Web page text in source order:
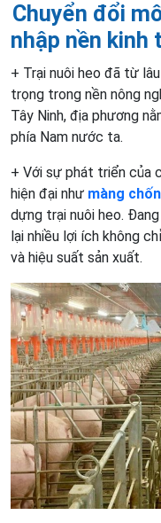
Chuyển đổi
nhập nền kinh
+ Trại nuôi heo đã từ
trọng trong nền nông
Tây Ninh, địa phương
phía Nam nước ta.
+ Với sự phát triển của
hiện đại như màng
dựng trại nuôi heo.
lại nhiều lợi ích không
và hiệu suất sản xuất.